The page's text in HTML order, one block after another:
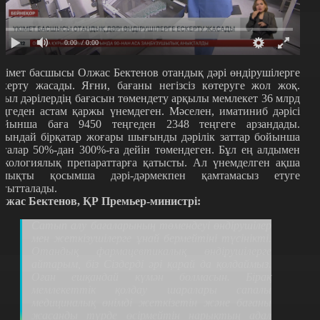
0:00 / 0:00
басшысы Олжас Бектенов отандық дәрі өндірушілерге
жасады. Яғни, бағаны негізсіз көтеруге жол жоқ.
дәрілердің бағасын төмендету арқылы мемлекет 36 млрд
астам қаржы үнемдеген. Мәселен, иматиниб дәрісі
баға 9450 теңгеден 2348 теңгеге арзандады.
бірқатар жоғары шығынды дәрілік заттар бойынша
50%-дан 300%-ға дейін төмендеген. Бұл ең алдымен
препараттарға қатысты. Ал үнемделген ақша
қосымша дәрі-дәрмекпен қамтамасыз етуге
Бектенов, ҚР Премьер-министрі: